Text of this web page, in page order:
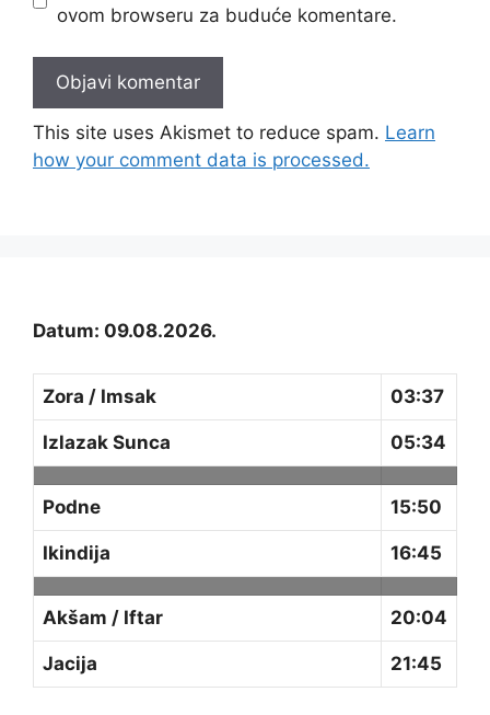
ovom browseru za buduće komentare.
This site uses Akismet to reduce spam. Learn
how your comment data is processed.
Datum: 09.08.2026.
Zora / Imsak 03:37
Izlazak Sunca 05:34
Podne 15:50
Ikindija 16:45
Akšam / Iftar 20:04
Jacija 21:45